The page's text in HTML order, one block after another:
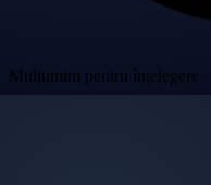
Mulțumim pentru înțelegere